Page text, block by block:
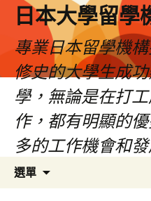
日本大學留學
專業日本留學機
修史的大學生成
學，無論是在打
作，都有明顯的
多的工作機會和
選單